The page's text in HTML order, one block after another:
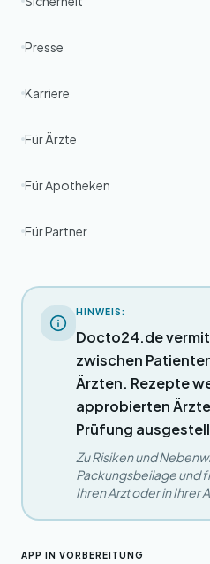
Presse
Karriere
Für Ärzte
Für Apotheken
Für Partner
HINWEIS:
Docto24.de
zwischen
Ärzten. Rezepte
approbierten
Prüfung
Zu Risiken und
Packungsbeilage und
Ihren Arzt oder in Ihrer
APP IN VORBEREITUNG